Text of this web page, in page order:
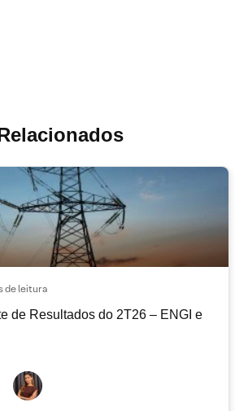
de leitura
de Resultados do 2T26 – ENGI e